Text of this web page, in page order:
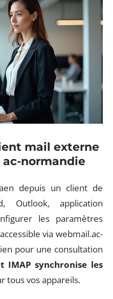
mail externe
normandie
depuis un client de
Outlook, application
les paramètres
via webmail.ac-
pour une consultation
IMAP synchronise les
tous vos appareils.